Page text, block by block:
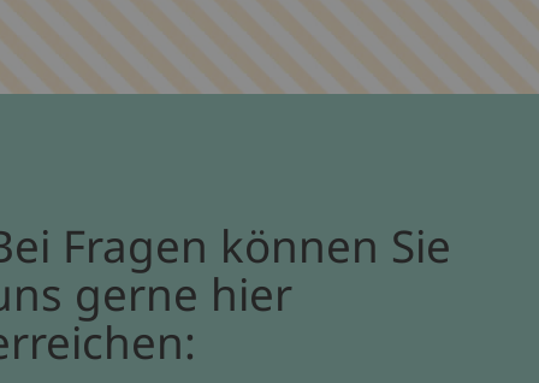
Fragen können Sie
gerne hier